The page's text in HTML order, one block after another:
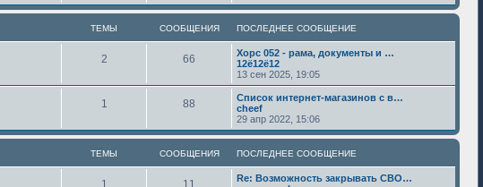
ТЕМЫ СООБЩЕНИЯ ПОСЛЕДНЕЕ СООБЩЕНИЕ
2 66
Хорс 052 - рама, документы и …
12ё12ё12
13 сен 2025, 19:05
1 88
Список интернет-магазинов с в…
cheef
29 апр 2022, 15:06
ТЕМЫ СООБЩЕНИЯ ПОСЛЕДНЕЕ СООБЩЕНИЕ
1 11
Re: Возможность закрывать СВО…